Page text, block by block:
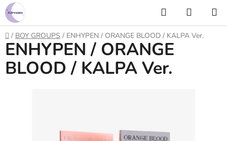
Prejsť
na
obsah
Hľadať
KOŠÍK
Domov
/ BOY GROUPS / ENHYPEN / ORANGE BLOOD / KALPA Ver.
ENHYPEN / ORANGE
BLOOD / KALPA Ver.